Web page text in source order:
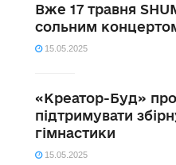
Вже 17 травня
сольним
15.05.2025
«Креатор-Буд»
підтримувати
гімнастики
15.05.2025